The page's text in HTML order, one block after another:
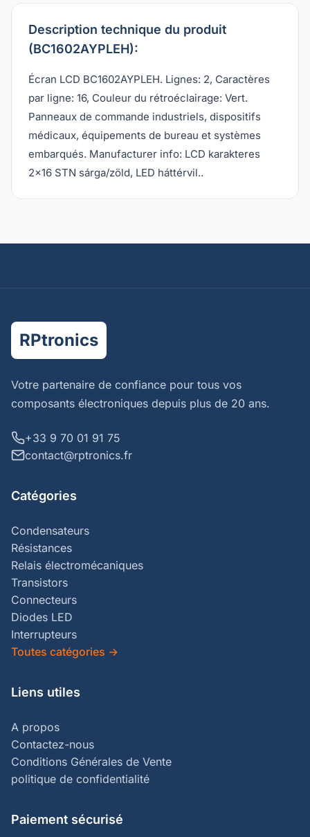
Description technique du produit
(BC1602AYPLEH):
Écran LCD BC1602AYPLEH. Lignes: 2, Caractères
par ligne: 16, Couleur du rétroéclairage: Vert.
Panneaux de commande industriels, dispositifs
médicaux, équipements de bureau et systèmes
embarqués. Manufacturer info: LCD karakteres
2x16 STN sárga/zöld, LED háttérvil..
RPtronics
Votre partenaire de confiance pour tous vos
composants électroniques depuis plus de 20 ans.
+33 9 70 01 91 75
contact@rptronics.fr
Catégories
Condensateurs
Résistances
Relais électromécaniques
Transistors
Connecteurs
Diodes LED
Interrupteurs
Toutes catégories →
Liens utiles
A propos
Contactez-nous
Conditions Générales de Vente
politique de confidentialité
Paiement sécurisé